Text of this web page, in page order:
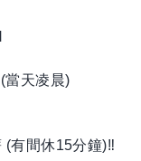
當天凌晨)
(有間休15分鐘)‼️